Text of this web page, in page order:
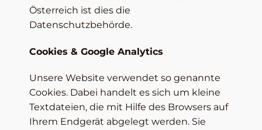
Österreich ist dies die
Datenschutzbehörde.
Cookies & Google Analytics
Unsere Website verwendet so genannte
Cookies. Dabei handelt es sich um kleine
Textdateien, die mit Hilfe des Browsers auf
Ihrem Endgerät abgelegt werden. Sie